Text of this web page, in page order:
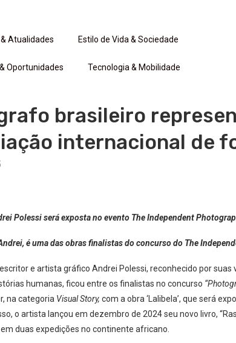
Atualidades Estilo de Vida & Sociedade
Oportunidades Tecnologia & Mobilidade
brasileiro
internacional de
Polessi será exposta no evento The Independent
Andrei, é uma das obras finalistas do concurso do The
e artista gráfico Andrei Polessi, reconhecido por suas
humanas, ficou entre os finalistas no concurso
na categoria Visual Story, com a obra ‘Lalibela’, que será
o artista lançou em dezembro de 2024 seu novo livro,
duas expedições no continente africano.